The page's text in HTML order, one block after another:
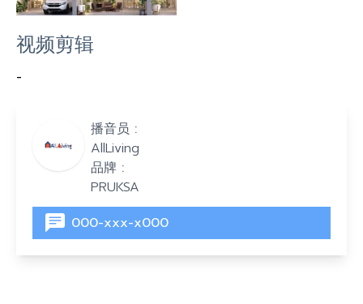
视频剪辑
-
播音员 :
AllLiving
品牌 :
PRUKSA
000-xxx-x000